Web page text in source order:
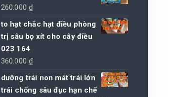
260.000₫
to hạt chắc hạt điều phòng
trị sâu bọ xít cho cây điều
023 164
360.000₫
dưỡng trái non mát trái lớn
trái chống sâu đục hạn chế